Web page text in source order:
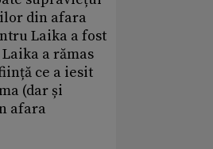
din afara
Laika a fost
a rămas
ce a iesit
(dar și
afara